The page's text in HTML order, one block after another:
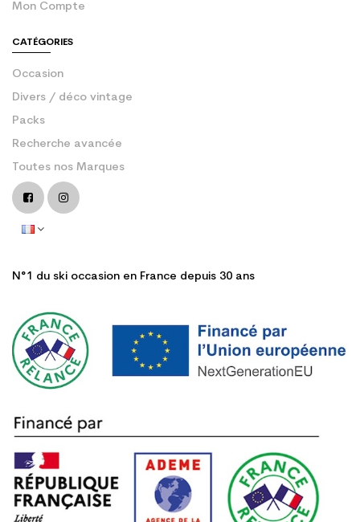
Mon Compte
CATÉGORIES
Occasion
Divers / déco vintage
Packs
Recherche avancée
Toutes nos Marques
N°1 du ski occasion en France depuis 30 ans